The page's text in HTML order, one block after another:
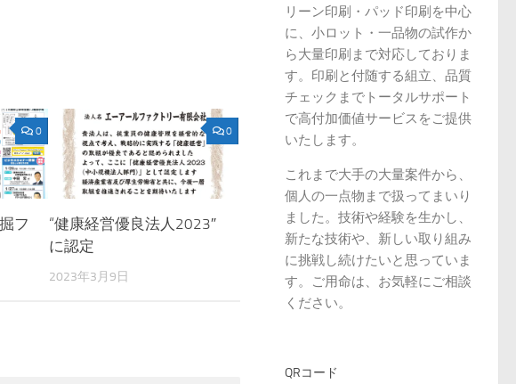
0
フ
0
“健康経営優良法人2023″
に認定
2023年3月9日
リーン印刷・パッド印刷を中心
に、小ロット・一品物の試作か
ら大量印刷まで対応しておりま
す。印刷と付随する組立、品質
チェックまでトータルサポート
で高付加価値サービスをご提供
いたします。
これまで大手の大量案件から、
個人の一点物まで扱ってまいり
ました。技術や経験を生かし、
新たな技術や、新しい取り組み
に挑戦し続けたいと思っていま
す。ご用命は、お気軽にご相談
ください。
QRコード